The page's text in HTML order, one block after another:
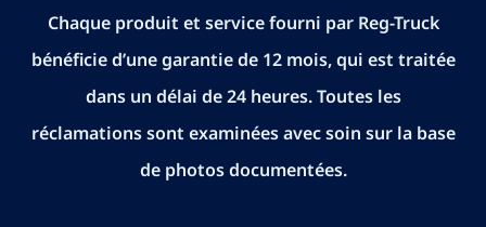
Chaque produit et service fourni par Reg-Truck
bénéficie d’une garantie de 12 mois, qui est traitée
dans un délai de 24 heures. Toutes les
réclamations sont examinées avec soin sur la base
de photos documentées.